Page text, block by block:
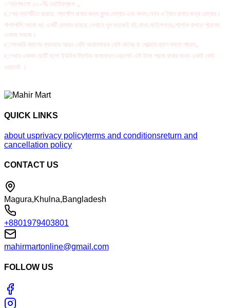
✅ব্যাগগুলো ১০০% ওয়াটারপ্রুফ ,,
👉বড় ব্যাগটিতে রয়েছে ল্যাপটপ রাখার জন্য সুন্দর চেম্বার এবং কলম,ফোন ও ট্যাব রাখার জন্য চেম্বার।
পাশাপাশি আরো বড় একটি চেম্বার রয়েছে যেখানে খুব সহজেই বই,খাতা,ফাইলপত্র,পোশাক রাখতে পারবেন
একদম সহজে।
👉মাঝারি ব্যাগের ব্যাবহার আরও বেশি আরামদায়ক যেটা কাদের বা সোল্ডার ব্যাগ বলতে পারেন,,
👉আর একদম ছোটি হলো ইউনিক সিস্টেম অসাধারণ ওয়ালেট এটা টাকা পয়সা রাখার জন্য একটা বেস্ট
ওয়ালেট ।
QUICK LINKS
about usprivacy policyterms and conditionsreturn and
cancellation policy
CONTACT US
Magura,Khulna,Bangladesh
+8801979403801
mahirmartonline@gmail.com
FOLLOW US